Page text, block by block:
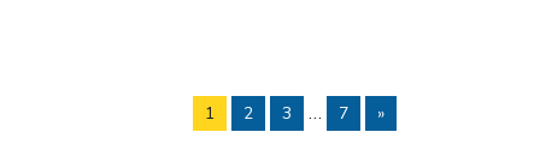
1 2 3 … 7 »